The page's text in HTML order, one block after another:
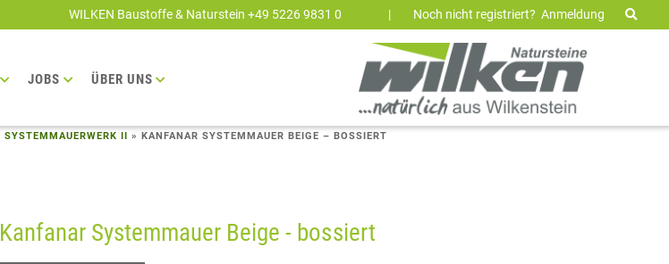
WILKEN Baustoffe & Naturstein +49 5226 9831 0 Anmeldung
| Noch nicht registriert?
JOBS ÜBER UNS
SYSTEMMAUERWERK II » KANFANAR SYSTEMMAUER BEIGE – BOSSIERT
Kanfanar Systemmauer Beige - bossiert